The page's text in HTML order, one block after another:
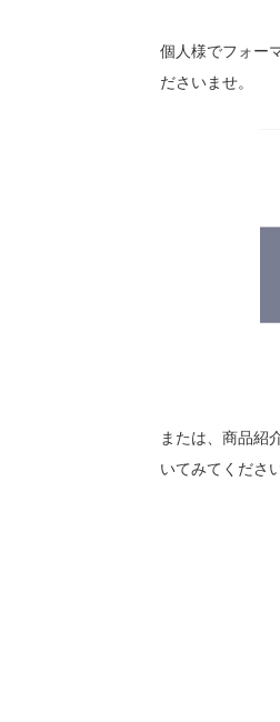
個人様でフォー
ださいませ。
または、商品紹
いてみてくださ